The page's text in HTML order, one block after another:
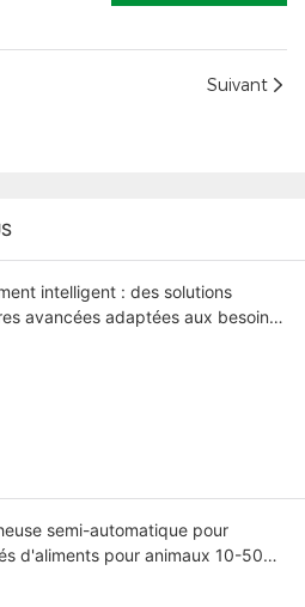
Suivant
intelligent : des solutions
avancées adaptées aux besoins
semi-automatique pour
d'aliments pour animaux 10-50